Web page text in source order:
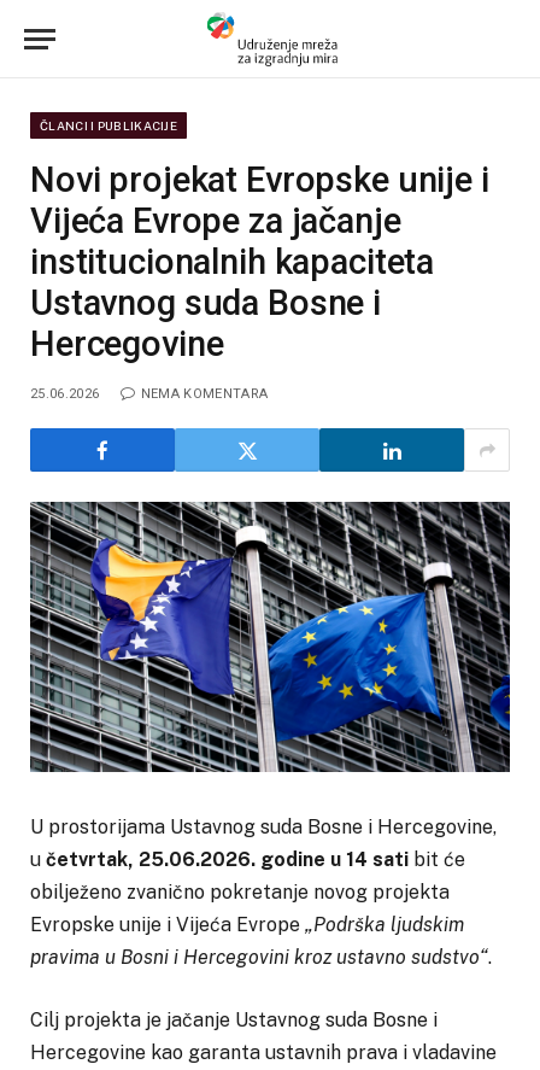
ČLANCI I PUBLIKACIJE
Novi projekat Evropske unije i
Vijeća Evrope za jačanje
institucionalnih kapaciteta
Ustavnog suda Bosne i
Hercegovine
25.06.2026 NEMA KOMENTARA
U prostorijama Ustavnog suda Bosne i Hercegovine,
u četvrtak, 25.06.2026. godine u 14 sati bit će
obilježeno zvanično pokretanje novog projekta
Evropske unije i Vijeća Evrope „Podrška ljudskim
pravima u Bosni i Hercegovini kroz ustavno sudstvo“.
Cilj projekta je jačanje Ustavnog suda Bosne i
Hercegovine kao garanta ustavnih prava i vladavine